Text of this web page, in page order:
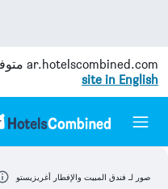
ar.hotelscombined.com
site in English
صور لـ فندق المبيت والإفطار أغريزيستو